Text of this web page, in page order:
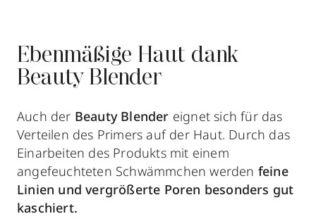
Ebenmäßige Haut dank
Beauty Blender
Auch der Beauty Blender eignet sich für das
Verteilen des Primers auf der Haut. Durch das
Einarbeiten des Produkts mit einem
angefeuchteten Schwämmchen werden feine
Linien und vergrößerte Poren besonders gut
kaschiert.